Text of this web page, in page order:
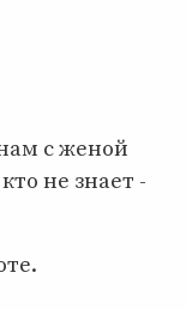
с женой
не знает -